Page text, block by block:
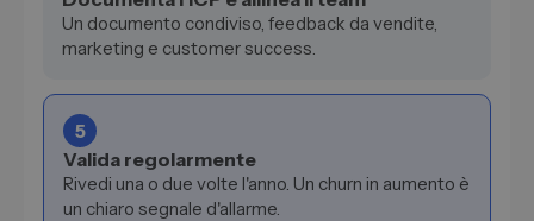
Un documento condiviso, feedback da vendite,
marketing e customer success.
5
Valida regolarmente
Rivedi una o due volte l'anno. Un churn in aumento è
un chiaro segnale d'allarme.